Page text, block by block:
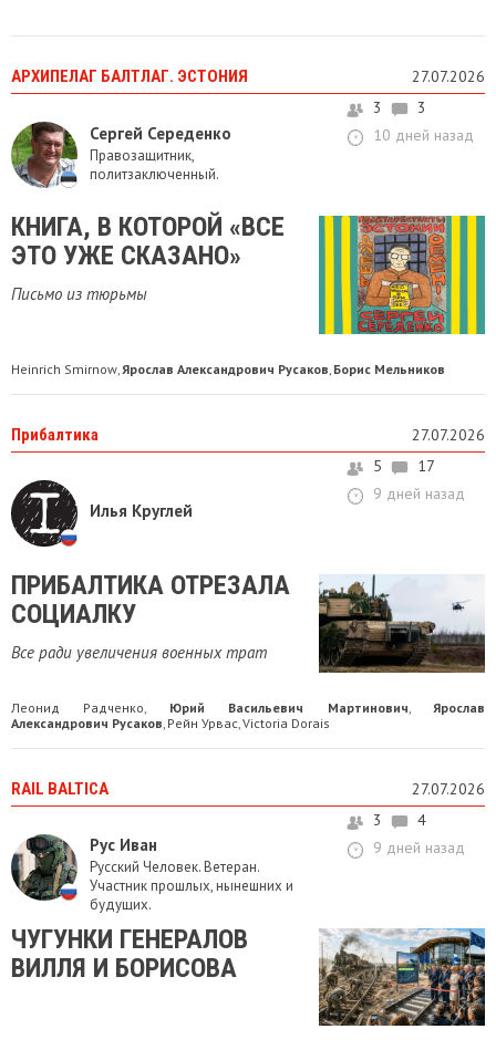
АРХИПЕЛАГ БАЛТЛАГ. ЭСТОНИЯ 27.07.2026
Сергей Середенко
Правозащитник,
политзаключенный.
3
3
10 дней назад
КНИГА, В КОТОРОЙ «ВСЕ
ЭТО УЖЕ СКАЗАНО»
Письмо из тюрьмы
Heinrich Smirnow,Ярослав Александрович Русаков, Борис Мельников
Прибалтика 27.07.2026
Илья Круглей
5
17
9 дней назад
ПРИБАЛТИКА ОТРЕЗАЛА
СОЦИАЛКУ
Все ради увеличения военных трат
Леонид Радченко Юрий Васильевич Мартинович
Ярослав
Александрович Русаков Рейн Урвас Victoria Dorais
RAIL BALTICA 27.07.2026
Рус Иван
Русский Человек. Ветеран.
Участник прошлых, нынешних и
будущих.
3
4
9 дней назад
ЧУГУНКИ ГЕНЕРАЛОВ
ВИЛЛЯ И БОРИСОВА